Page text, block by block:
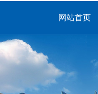
网站首页